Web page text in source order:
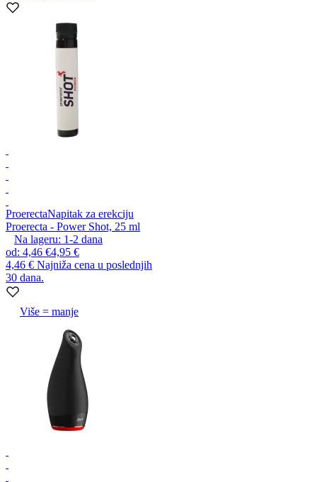
ProerectaNapitak za erekciju
Proerecta - Power Shot, 25 ml
Na lageru: 1-2 dana
od: 4,46 €4,95 €
4,46 € Najniža cena u poslednjih
30 dana.
Više = manje